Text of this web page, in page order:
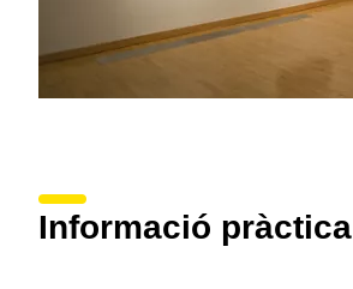
Informació pràctica